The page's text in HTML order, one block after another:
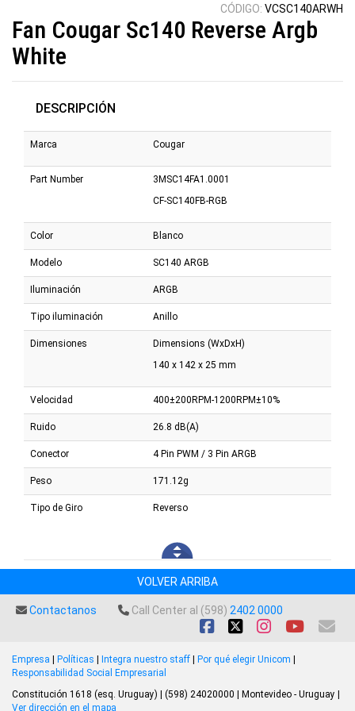
CÓDIGO: VCSC140ARWH
Fan Cougar Sc140 Reverse Argb
White
DESCRIPCIÓN
Marca Cougar
Part Number
3MSC14FA1.0001
CF-SC140FB-RGB
Color Blanco
Modelo SC140 ARGB
Iluminación ARGB
Tipo iluminación Anillo
Dimensiones
Dimensions (WxDxH)
140 x 142 x 25 mm
Velocidad 400±200RPM-1200RPM±10%
Ruido 26.8 dB(A)
Conector 4 Pin PWM / 3 Pin ARGB
Peso 171.12g
Tipo de Giro Reverso
VOLVER ARRIBA
Contactanos Call Center al (598) 2402 0000
Empresa Políticas Integra nuestro staff Por qué elegir Unicom
Responsabilidad Social Empresarial
Constitución 1618 (esq. Uruguay) | (598) 24020000 | Montevideo - Uruguay |
Ver dirección en el mapa